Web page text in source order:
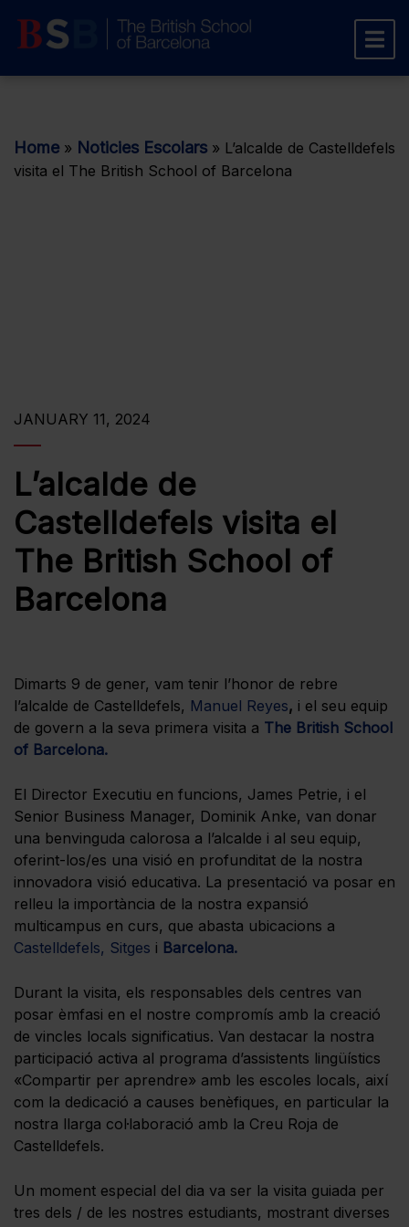
Home » Noticies Escolars » L’alcalde de Castelldefels
visita el The British School of Barcelona
JANUARY 11, 2024
L’alcalde de
Castelldefels visita el
The British School of
Barcelona
Dimarts 9 de gener, vam tenir l’honor de rebre
l’alcalde de Castelldefels, Manuel Reyes, i el seu equip
de govern a la seva primera visita a The British School
of Barcelona.
El Director Executiu en funcions, James Petrie, i el
Senior Business Manager, Dominik Anke, van donar
una benvinguda calorosa a l’alcalde i al seu equip,
oferint-los/es una visió en profunditat de la nostra
innovadora visió educativa. La presentació va posar en
relleu la importància de la nostra expansió
multicampus en curs, que abasta ubicacions a
Castelldefels, Sitges i Barcelona.
Durant la visita, els responsables dels centres van
posar èmfasi en el nostre compromís amb la creació
de vincles locals significatius. Van destacar la nostra
participació activa al programa d’assistents lingüístics
«Compartir per aprendre» amb les escoles locals, així
com la dedicació a causes benèfiques, en particular la
nostra llarga col·laboració amb la Creu Roja de
Castelldefels.
Un moment especial del dia va ser la visita guiada per
tres dels / de les nostres estudiants, mostrant diverses